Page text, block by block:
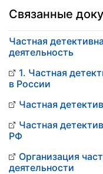
Связанные
Частная
деятельность
1. Частная
в России
Частная
Частная
РФ
Организация
деятельности